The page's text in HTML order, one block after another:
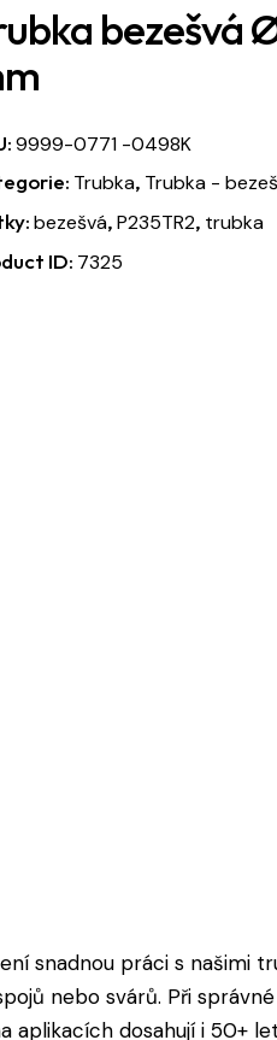
bezešvá
9999-0771 -0498K
Trubka, Trubka -
bezešvá,P235TR2, trubka
ID: 7325
snadnou práci s našimi
nebo svárů. Při
aplikacích dosahují i 50+